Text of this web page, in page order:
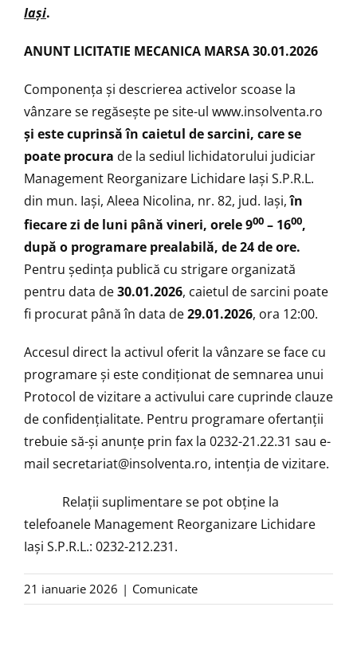
Iași.
ANUNT LICITATIE MECANICA MARSA 30.01.2026
Componenţa şi descrierea activelor scoase la
vânzare se regăsește pe site-ul www.insolventa.ro
și este cuprinsă în caietul de sarcini, care se
poate procura de la sediul lichidatorului judiciar
Management Reorganizare Lichidare Iaşi S.P.R.L.
din mun. Iași, Aleea Nicolina, nr. 82, jud. Iași,în
fiecare zi de luni până vineri, orele 900 – 1600,
după o programare prealabilă, de 24 de ore.
Pentru ședința publică cu strigare organizată
pentru data de30.01.2026, caietul de sarcini poate
fi procurat până în data de29.01.2026, ora 12:00.
Accesul direct la activul oferit la vânzare se face cu
programare şi este condiţionat de semnarea unui
Protocol de vizitare a activului care cuprinde clauze
de confidenţialitate. Pentru programare ofertanţii
trebuie să-şi anunţe prin fax la 0232-21.22.31 sau e-
mail secretariat@insolventa.ro, intenţia de vizitare.
Relaţii suplimentare se pot obţine la
telefoanele Management Reorganizare Lichidare
Iași S.P.R.L.: 0232-212.231.
21 ianuarie 2026 | Comunicate